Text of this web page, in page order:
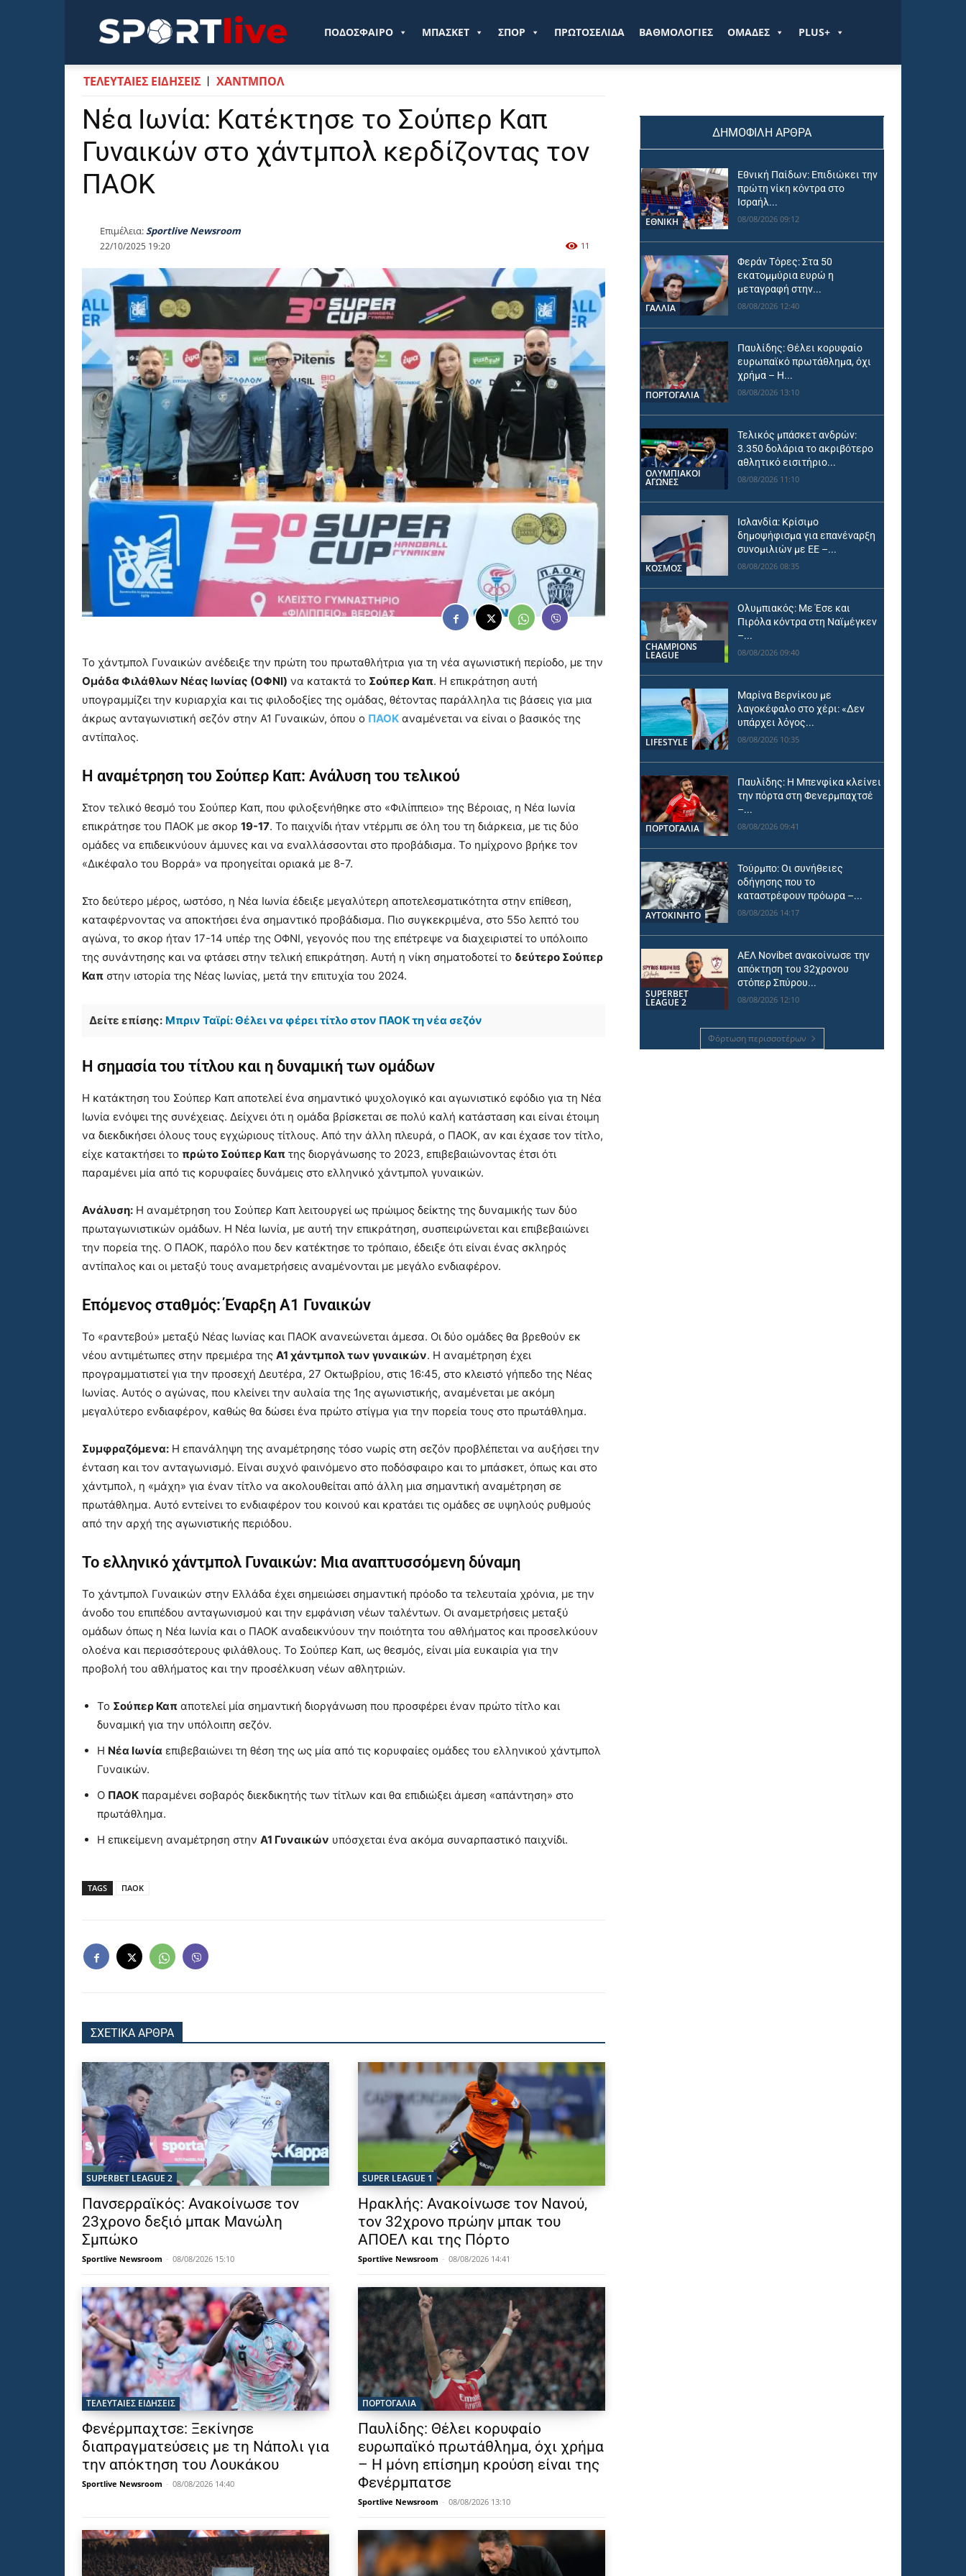
Sportlive.grΠΟΔΟΣΦΑΙΡΟ ΜΠΑΣΚΕΤ ΣΠΟΡ ΠΡΩΤΟΣΕΛΙΔΑ ΒΑΘΜΟΛΟΓΙΕΣ ΟΜΑΔΕΣ PLUS+
ΤΕΛΕΥΤΑΙΕΣ ΕΙΔΗΣΕΙΣ ΧΑΝΤΜΠΟΛ
Νέα Ιωνία: Κατέκτησε το Σούπερ Καπ
Γυναικών στο χάντμπολ κερδίζοντας τον
ΠΑΟΚ
Επιμέλεια:Sportlive Newsroom
22/10/2025 19:20 11
Το χάντμπολ Γυναικών ανέδειξε την πρώτη του πρωταθλήτρια για τη νέα αγωνιστική περίοδο, με την
Ομάδα Φιλάθλων Νέας Ιωνίας (ΟΦΝΙ) να κατακτά το Σούπερ Καπ. Η επικράτηση αυτή
υπογραμμίζει την κυριαρχία και τις φιλοδοξίες της ομάδας, θέτοντας παράλληλα τις βάσεις για μια
άκρως ανταγωνιστική σεζόν στην Α1 Γυναικών, όπου ο ΠΑΟΚ αναμένεται να είναι ο βασικός της
αντίπαλος.
Η αναμέτρηση του Σούπερ Καπ: Ανάλυση του τελικού
Στον τελικό θεσμό του Σούπερ Καπ, που φιλοξενήθηκε στο «Φιλίππειο» της Βέροιας, η Νέα Ιωνία
επικράτησε του ΠΑΟΚ με σκορ 19-17. Το παιχνίδι ήταν ντέρμπι σε όλη του τη διάρκεια, με τις δύο
ομάδες να επιδεικνύουν άμυνες και να εναλλάσσονται στο προβάδισμα. Το ημίχρονο βρήκε τον
«Δικέφαλο του Βορρά» να προηγείται οριακά με 8-7.
Στο δεύτερο μέρος, ωστόσο, η Νέα Ιωνία έδειξε μεγαλύτερη αποτελεσματικότητα στην επίθεση,
καταφέρνοντας να αποκτήσει ένα σημαντικό προβάδισμα. Πιο συγκεκριμένα, στο 55ο λεπτό του
αγώνα, το σκορ ήταν 17-14 υπέρ της ΟΦΝΙ, γεγονός που της επέτρεψε να διαχειριστεί το υπόλοιπο
της συνάντησης και να φτάσει στην τελική επικράτηση. Αυτή η νίκη σηματοδοτεί το δεύτερο Σούπερ
Καπ στην ιστορία της Νέας Ιωνίας, μετά την επιτυχία του 2024.
Δείτε επίσης: Μπριν Ταϊρί: Θέλει να φέρει τίτλο στον ΠΑΟΚ τη νέα σεζόν
Η σημασία του τίτλου και η δυναμική των ομάδων
Η κατάκτηση του Σούπερ Καπ αποτελεί ένα σημαντικό ψυχολογικό και αγωνιστικό εφόδιο για τη Νέα
Ιωνία ενόψει της συνέχειας. Δείχνει ότι η ομάδα βρίσκεται σε πολύ καλή κατάσταση και είναι έτοιμη
να διεκδικήσει όλους τους εγχώριους τίτλους. Από την άλλη πλευρά, ο ΠΑΟΚ, αν και έχασε τον τίτλο,
είχε κατακτήσει το πρώτο Σούπερ Καπ της διοργάνωσης το 2023, επιβεβαιώνοντας έτσι ότι
παραμένει μία από τις κορυφαίες δυνάμεις στο ελληνικό χάντμπολ γυναικών.
Ανάλυση: Η αναμέτρηση του Σούπερ Καπ λειτουργεί ως πρώιμος δείκτης της δυναμικής των δύο
πρωταγωνιστικών ομάδων. Η Νέα Ιωνία, με αυτή την επικράτηση, συσπειρώνεται και επιβεβαιώνει
την πορεία της. Ο ΠΑΟΚ, παρόλο που δεν κατέκτησε το τρόπαιο, έδειξε ότι είναι ένας σκληρός
αντίπαλος και οι μεταξύ τους αναμετρήσεις αναμένονται με μεγάλο ενδιαφέρον.
Επόμενος σταθμός: Έναρξη Α1 Γυναικών
Το «ραντεβού» μεταξύ Νέας Ιωνίας και ΠΑΟΚ ανανεώνεται άμεσα. Οι δύο ομάδες θα βρεθούν εκ
νέου αντιμέτωπες στην πρεμιέρα της Α1 χάντμπολ των γυναικών. Η αναμέτρηση έχει
προγραμματιστεί για την προσεχή Δευτέρα, 27 Οκτωβρίου, στις 16:45, στο κλειστό γήπεδο της Νέας
Ιωνίας. Αυτός ο αγώνας, που κλείνει την αυλαία της 1ης αγωνιστικής, αναμένεται με ακόμη
μεγαλύτερο ενδιαφέρον, καθώς θα δώσει ένα πρώτο στίγμα για την πορεία τους στο πρωτάθλημα.
Συμφραζόμενα: Η επανάληψη της αναμέτρησης τόσο νωρίς στη σεζόν προβλέπεται να αυξήσει την
ένταση και τον ανταγωνισμό. Είναι συχνό φαινόμενο στο ποδόσφαιρο και το μπάσκετ, όπως και στο
χάντμπολ, η «μάχη» για έναν τίτλο να ακολουθείται από άλλη μια σημαντική αναμέτρηση σε
πρωτάθλημα. Αυτό εντείνει το ενδιαφέρον του κοινού και κρατάει τις ομάδες σε υψηλούς ρυθμούς
από την αρχή της αγωνιστικής περιόδου.
Το ελληνικό χάντμπολ Γυναικών: Μια αναπτυσσόμενη δύναμη
Το χάντμπολ Γυναικών στην Ελλάδα έχει σημειώσει σημαντική πρόοδο τα τελευταία χρόνια, με την
άνοδο του επιπέδου ανταγωνισμού και την εμφάνιση νέων ταλέντων. Οι αναμετρήσεις μεταξύ
ομάδων όπως η Νέα Ιωνία και ο ΠΑΟΚ αναδεικνύουν την ποιότητα του αθλήματος και προσελκύουν
ολοένα και περισσότερους φιλάθλους. Το Σούπερ Καπ, ως θεσμός, είναι μία ευκαιρία για την
προβολή του αθλήματος και την προσέλκυση νέων αθλητριών.
Το Σούπερ Καπ αποτελεί μία σημαντική διοργάνωση που προσφέρει έναν πρώτο τίτλο και
δυναμική για την υπόλοιπη σεζόν.
Η Νέα Ιωνία επιβεβαιώνει τη θέση της ως μία από τις κορυφαίες ομάδες του ελληνικού χάντμπολ
Γυναικών.
Ο ΠΑΟΚ παραμένει σοβαρός διεκδικητής των τίτλων και θα επιδιώξει άμεση «απάντηση» στο
πρωτάθλημα.
Η επικείμενη αναμέτρηση στην Α1 Γυναικών υπόσχεται ένα ακόμα συναρπαστικό παιχνίδι.
TAGS ΠΑΟΚ
ΣΧΕΤΙΚΑ ΑΡΘΡΑ
SUPERBET LEAGUE 2
Πανσερραϊκός: Ανακοίνωσε τον
23χρονο δεξιό μπακ Μανώλη
Σμπώκο
Sportlive Newsroom - 08/08/2026 15:10
SUPER LEAGUE 1
Ηρακλής: Ανακοίνωσε τον Νανού,
τον 32χρονο πρώην μπακ του
ΑΠΟΕΛ και της Πόρτο
Sportlive Newsroom - 08/08/2026 14:41
ΤΕΛΕΥΤΑΙΕΣ ΕΙΔΗΣΕΙΣ
Φενέρμπαχτσε: Ξεκίνησε
διαπραγματεύσεις με τη Νάπολι για
την απόκτηση του Λουκάκου
Sportlive Newsroom - 08/08/2026 14:40
ΠΟΡΤΟΓΑΛΙΑ
Παυλίδης: Θέλει κορυφαίο
ευρωπαϊκό πρωτάθλημα, όχι χρήμα
– Η μόνη επίσημη κρούση είναι της
Φενέρμπατσε
Sportlive Newsroom - 08/08/2026 13:10
ΔΗΜΟΦΙΛΗ ΑΡΘΡΑ
ΕΘΝΙΚΉ
Εθνική Παίδων: Επιδιώκει την
πρώτη νίκη κόντρα στο
Ισραήλ...
08/08/2026 09:12
ΓΑΛΛΙΑ
Φεράν Τόρες: Στα 50
εκατομμύρια ευρώ η
μεταγραφή στην...
08/08/2026 12:40
ΠΟΡΤΟΓΑΛΙΑ
Παυλίδης: Θέλει κορυφαίο
ευρωπαϊκό πρωτάθλημα, όχι
χρήμα – Η...
08/08/2026 13:10
ΟΛΥΜΠΙΑΚΟΊ
ΑΓΏΝΕΣ
Τελικός μπάσκετ ανδρών:
3.350 δολάρια το ακριβότερο
αθλητικό εισιτήριο...
08/08/2026 11:10
ΚΟΣΜΟΣ
Ισλανδία: Κρίσιμο
δημοψήφισμα για επανέναρξη
συνομιλιών με ΕΕ –...
08/08/2026 08:35
CHAMPIONS
LEAGUE
Ολυμπιακός: Με Έσε και
Πιρόλα κόντρα στη Ναϊμέγκεν
–...
08/08/2026 09:40
LIFESTYLE
Μαρίνα Βερνίκου με
λαγοκέφαλο στο χέρι: «Δεν
υπάρχει λόγος...
08/08/2026 10:35
ΠΟΡΤΟΓΑΛΙΑ
Παυλίδης: Η Μπενφίκα κλείνει
την πόρτα στη Φενερμπαχτσέ
–...
08/08/2026 09:41
ΑΥΤΟΚΙΝΗΤΟ
Τούρμπο: Οι συνήθειες
οδήγησης που το
καταστρέφουν πρόωρα –...
08/08/2026 14:17
SUPERBET
LEAGUE 2
ΑΕΛ Novibet ανακοίνωσε την
απόκτηση του 32χρονου
στόπερ Σπύρου...
08/08/2026 12:10
Φόρτωση περισσοτέρων